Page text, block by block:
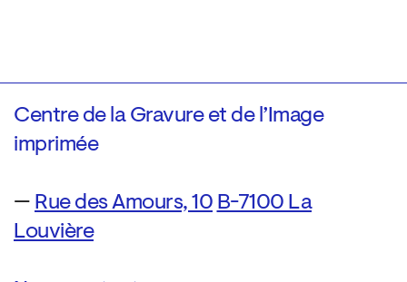
Centre de la Gravure et de l’Image
imprimée
— Rue des Amours, 10 B-7100 La
Louvière